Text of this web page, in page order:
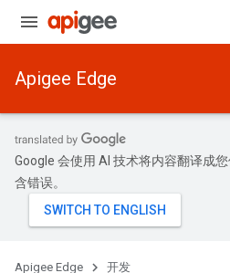
Apigee Edge
Google 会使用 AI 技术将内容翻译成
含错误。
Apigee Edge 开发